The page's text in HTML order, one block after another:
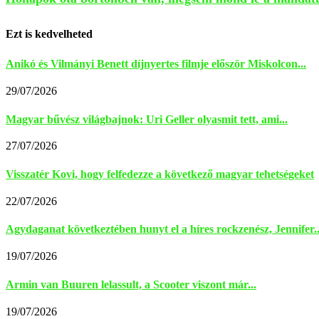
Ezt is kedvelheted
Anikó és Vilmányi Benett díjnyertes filmje először Miskolcon...
29/07/2026
Magyar bűvész világbajnok: Uri Geller olyasmit tett, ami...
27/07/2026
Visszatér Kovi, hogy felfedezze a következő magyar tehetségeket
22/07/2026
Agydaganat következtében hunyt el a híres rockzenész,
19/07/2026
Armin van Buuren lelassult, a Scooter viszont már...
19/07/2026